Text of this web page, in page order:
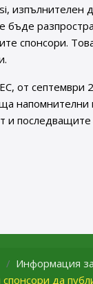
спонсори.
от септември
напомнителни
и
ЕДРО С
Информация
да